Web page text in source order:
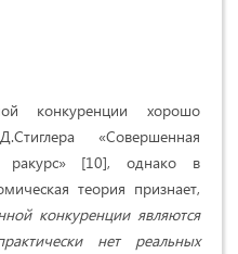
конкуренции хорошо
«Совершенная
ракурс»[10], однако в
теория признает,
конкуренции являются
нет реальных